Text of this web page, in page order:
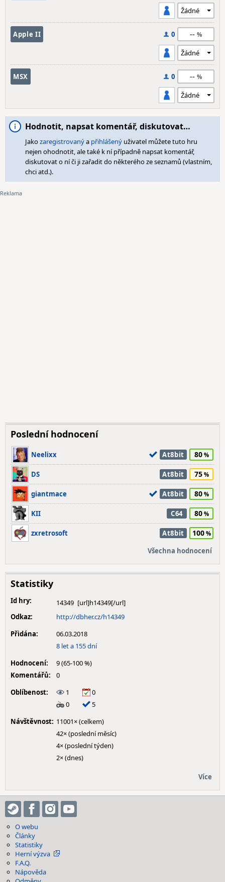
Apple II 0 --
MSX 0 --
Hodnotit, napsat komentář, diskutovat…
Jakozaregistrovanýa přihlášený uživatel můžete tuto hru
nejen ohodnotit, ale také k ní případně napsat komentář,
diskutovat o ní či ji zařadit do některého ze seznamů (vlastním,
chci atd.).
Poslední hodnocení
Neelixx At8bit 80
DS At8bit 75
giantmace At8bit 80
KII C64 80
zxretrosoft At8bit 100
Všechna hodnocení
Statistiky
Id hry:
14349
Odkaz:
http://dbher.cz/h14349
Přidána:
06.03.2018
8 let a 155 dní
Hodnocení:
9 (65-100 %)
Komentářů:
0
Oblíbenost:
1
0
0
5
Návštěvnost: 11001× (celkem)
42× (poslední měsíc)
4× (poslední týden)
2× (dnes)
Více
O webu
Články
Statistiky
Herní výzva
F.A.Q.
Nápověda